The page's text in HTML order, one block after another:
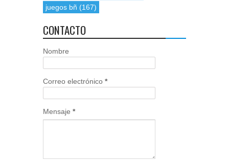
juegos bñ (167)
CONTACTO
Nombre
Correo electrónico *
Mensaje *